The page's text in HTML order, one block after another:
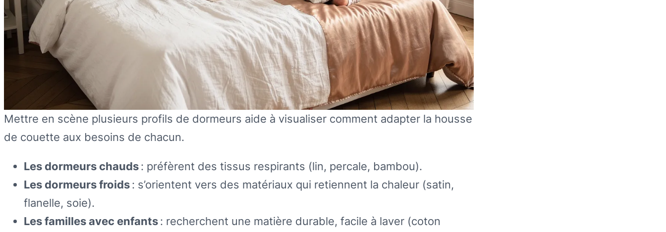
Mettre en scène plusieurs profils de dormeurs aide à visualiser comment adapter la housse
de couette aux besoins de chacun.
Les dormeurs chauds: préfèrent des tissus respirants (lin, percale, bambou).
Les dormeurs froids: s’orientent vers des matériaux qui retiennent la chaleur (satin,
flanelle, soie).
Les familles avec enfants: recherchent une matière durable, facile à laver (coton